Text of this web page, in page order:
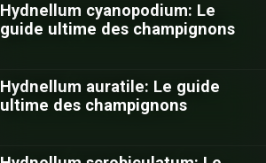
Hydnellum cyanopodium: Le
guide ultime des champignons
Hydnellum auratile: Le guide
ultime des champignons